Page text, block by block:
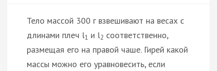
Тело массой 300 г взвешивают на весах с
длинами плеч l1 и l2 соответственно,
размещая его на правой чаше. Гирей какой
массы можно его уравновесить, если